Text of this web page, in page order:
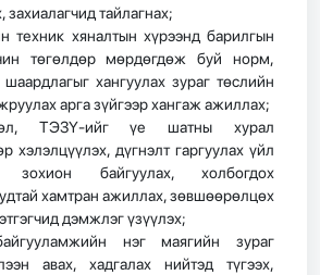
захиалагчид тайлагнах;
техник хяналтын хүрээнд барилгын
төгөлдөр мөрдөгдөж буй норм,
хангуулах зураг төслийн
арга зүйгээр хангаж ажиллах;
ТЭЗҮ-ийг үе шатны хурал
хэлэлцүүлэх, дүгнэлт гаргуулах үйл
зохион байгуулах, холбогдох
хамтран ажиллах, зөвшөөрөлцөх
дэмжлэг үзүүлэх;
нэг маягийн зураг
авах, хадгалах нийтэд түгээх,